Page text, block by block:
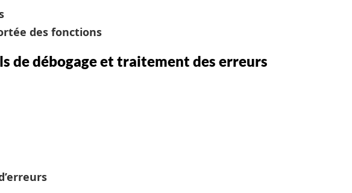
des fonctions
de débogage et traitement des erreurs